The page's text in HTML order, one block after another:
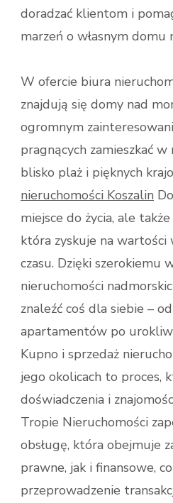
doradzać klientom i
marzeń o własnym domu
W ofercie biura
znajdują się domy nad
ogromnym
pragnących zamieszkać
blisko plaż i pięknych
nieruchomości Koszalin
miejsce do życia, ale
która zyskuje na wartości
czasu. Dzięki szerokiemu
nieruchomości
znaleźć coś dla siebie –
apartamentów po
Kupno i sprzedaż
jego okolicach to proces,
doświadczenia i
Tropie Nieruchomości
obsługę, która obejmuje
prawne, jak i finansowe,
przeprowadzenie